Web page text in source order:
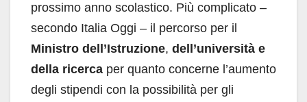
prossimo anno scolastico. Più complicato –
secondo Italia Oggi – il percorso per il
Ministro dell’Istruzione, dell’università e
della ricerca per quanto concerne l’aumento
degli stipendi con la possibilità per gli